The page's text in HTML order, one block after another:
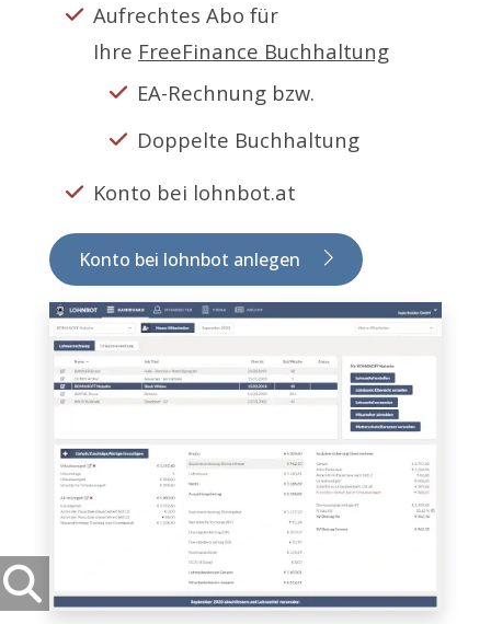
Aufrechtes Abo für
Ihre FreeFinance Buchhaltung
EA-Rechnung bzw.
Doppelte Buchhaltung
Konto bei lohnbot.at
Konto bei lohnbot anlegen